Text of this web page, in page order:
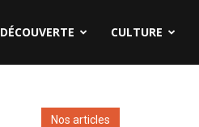
DÉCOUVERTE CULTURE
Nos articles